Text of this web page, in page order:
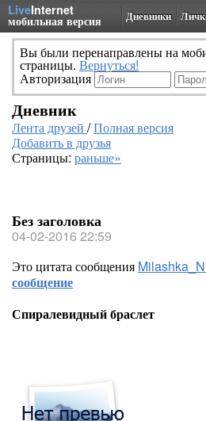
LiveInternet
мобильная версия Дневники
Вы были перенаправлены на
страницы. Вернуться!
Авторизация
Дневник
Лента друзей /Полная версия
Добавить в друзья
Страницы: раньше»
Без заголовка
04-02-2016 22:59
Это цитата сообщения
сообщение
Спиралевидный браслет